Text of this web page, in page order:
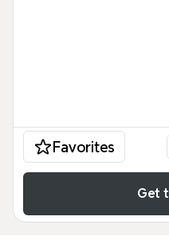
Favorites
Get